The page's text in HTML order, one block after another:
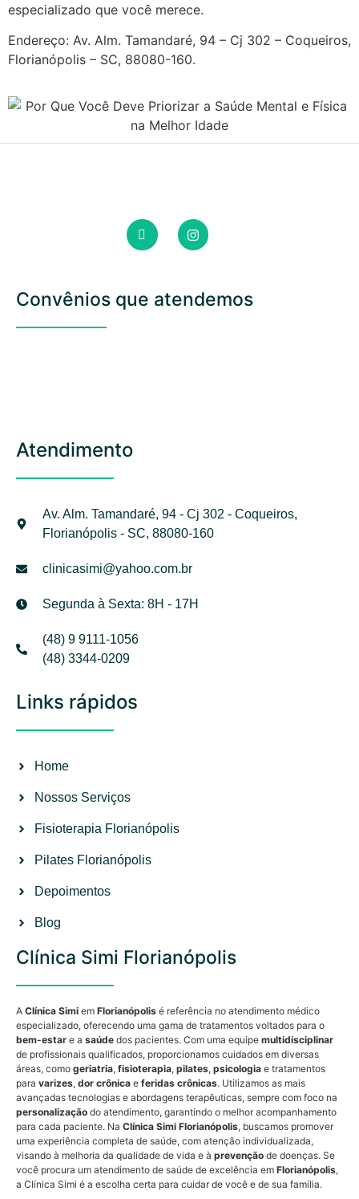
especializado que você merece.
Endereço: Av. Alm. Tamandaré, 94 – Cj 302 – Coqueiros,
Florianópolis – SC, 88080-160.
Convênios que atendemos
Atendimento
Av. Alm. Tamandaré, 94 - Cj 302 - Coqueiros,
Florianópolis - SC, 88080-160
clinicasimi@yahoo.com.br
Segunda à Sexta: 8H - 17H
(48) 9 9111-1056
(48) 3344-0209
Links rápidos
Home
Nossos Serviços
Fisioterapia Florianópolis
Pilates Florianópolis
Depoimentos
Blog
Clínica Simi Florianópolis
A Clínica Simi em Florianópolis é referência no atendimento médico
especializado, oferecendo uma gama de tratamentos voltados para o
bem-estar e a saúde dos pacientes. Com uma equipe multidisciplinar
de profissionais qualificados, proporcionamos cuidados em diversas
áreas, como geriatria, fisioterapia, pilates, psicologia e tratamentos
para varizes, dor crônica e feridas crônicas. Utilizamos as mais
avançadas tecnologias e abordagens terapêuticas, sempre com foco na
personalização do atendimento, garantindo o melhor acompanhamento
para cada paciente. Na Clínica Simi Florianópolis, buscamos promover
uma experiência completa de saúde, com atenção individualizada,
visando à melhoria da qualidade de vida e à prevenção de doenças. Se
você procura um atendimento de saúde de excelência em Florianópolis,
a Clínica Simi é a escolha certa para cuidar de você e de sua família.